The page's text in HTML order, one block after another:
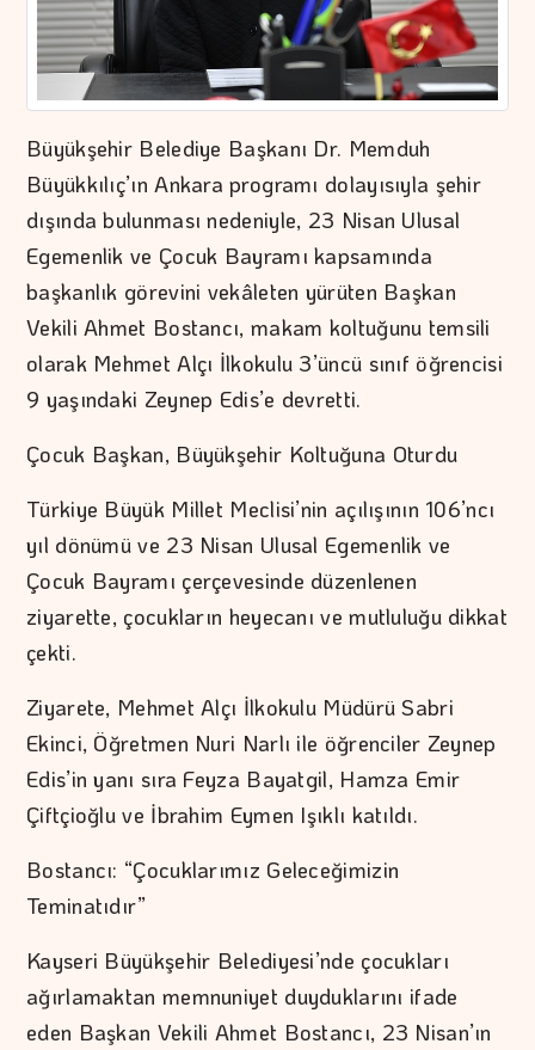
Büyükşehir Belediye Başkanı Dr. Memduh
Büyükkılıç’ın Ankara programı dolayısıyla şehir
dışında bulunması nedeniyle, 23 Nisan Ulusal
Egemenlik ve Çocuk Bayramı kapsamında
başkanlık görevini vekâleten yürüten Başkan
Vekili Ahmet Bostancı, makam koltuğunu temsili
olarak Mehmet Alçı İlkokulu 3’üncü sınıf öğrencisi
9 yaşındaki Zeynep Edis’e devretti.
Çocuk Başkan, Büyükşehir Koltuğuna Oturdu
Türkiye Büyük Millet Meclisi’nin açılışının 106’ncı
yıl dönümü ve 23 Nisan Ulusal Egemenlik ve
Çocuk Bayramı çerçevesinde düzenlenen
ziyarette, çocukların heyecanı ve mutluluğu dikkat
çekti.
Ziyarete, Mehmet Alçı İlkokulu Müdürü Sabri
Ekinci, Öğretmen Nuri Narlı ile öğrenciler Zeynep
Edis’in yanı sıra Feyza Bayatgil, Hamza Emir
Çiftçioğlu ve İbrahim Eymen Işıklı katıldı.
Bostancı: “Çocuklarımız Geleceğimizin
Teminatıdır”
Kayseri Büyükşehir Belediyesi’nde çocukları
ağırlamaktan memnuniyet duyduklarını ifade
eden Başkan Vekili Ahmet Bostancı, 23 Nisan’ın